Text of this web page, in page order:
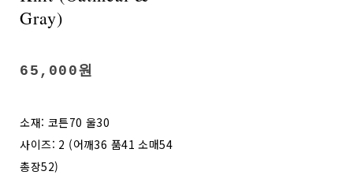
Gray)
65,000원
소재: 코튼70 울30
사이즈: 2 (어깨36 품41 소매54
총장52)